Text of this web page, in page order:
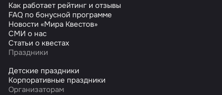
Как работает рейтинг и отзывы
FAQ по бонусной программе
Новости «Мира Квестов»
СМИ о нас
Статьи о квестах
Праздники
Детские праздники
Корпоративные праздники
Организаторам